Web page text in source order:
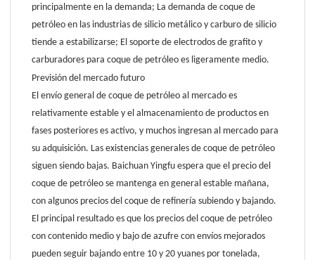
principalmente en la demanda; La demanda de coque de
petróleo en las industrias de silicio metálico y carburo de silicio
tiende a estabilizarse; El soporte de electrodos de grafito y
carburadores para coque de petróleo es ligeramente medio.
Previsión del mercado futuro
El envío general de coque de petróleo al mercado es
relativamente estable y el almacenamiento de productos en
fases posteriores es activo, y muchos ingresan al mercado para
su adquisición. Las existencias generales de coque de petróleo
siguen siendo bajas. Baichuan Yingfu espera que el precio del
coque de petróleo se mantenga en general estable mañana,
con algunos precios del coque de refinería subiendo y bajando.
El principal resultado es que los precios del coque de petróleo
con contenido medio y bajo de azufre con envíos mejorados
pueden seguir bajando entre 10 y 20 yuanes por tonelada,